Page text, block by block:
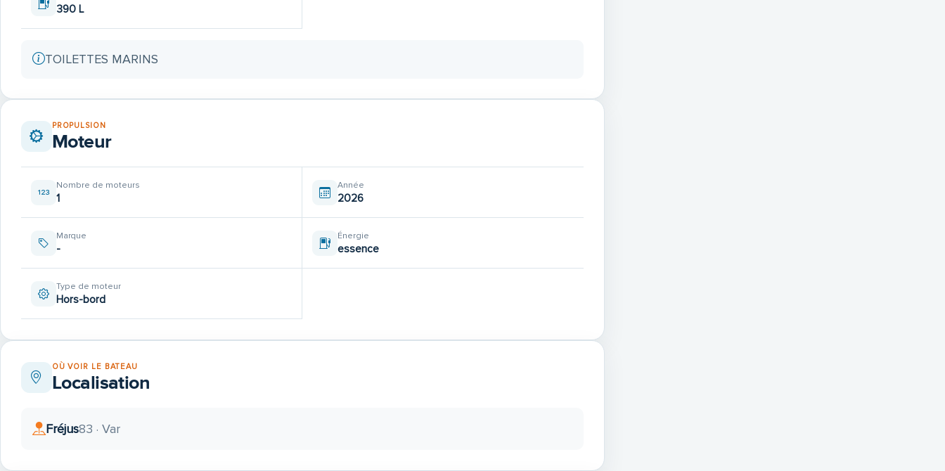
390 L
TOILETTES MARINS
PROPULSION
Moteur
Nombre de moteurs
1
Année
2026
Marque
-
Énergie
essence
Type de moteur
Hors-bord
OÙ VOIR LE BATEAU
Localisation
Fréjus83 · Var